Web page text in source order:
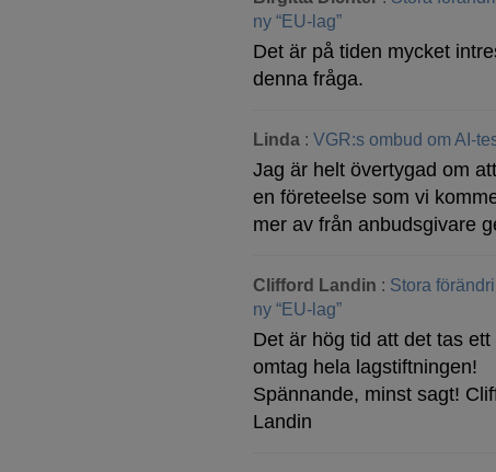
ny “EU-lag”
Det är på tiden mycket
denna fråga.
Linda :VGR:s ombud om AI-
Jag är helt övertygad om
en företeelse som vi
mer av från anbudsgivare
Clifford Landin : Stora
ny “EU-lag”
Det är hög tid att det tas ett
omtag hela lagstiftningen!
Spännande, minst sagt!
Landin